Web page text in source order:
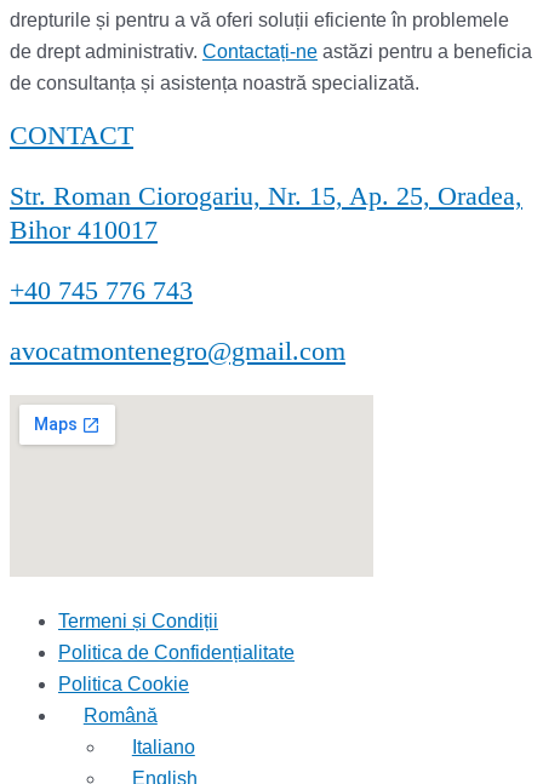
drepturile și pentru a vă oferi soluții eficiente în problemele
de drept administrativ. Contactați-ne astăzi pentru a beneficia
de consultanța și asistența noastră specializată.
CONTACT
Str. Roman Ciorogariu, Nr. 15, Ap. 25, Oradea,
Bihor 410017
+40 745 776 743
avocatmontenegro@gmail.com
Termeni și Condiții
Politica de Confidențialitate
Politica Cookie
Română
Italiano
English